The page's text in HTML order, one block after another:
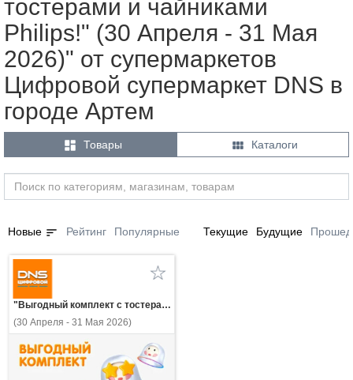
тостерами и чайниками
Philips!" (30 Апреля - 31 Мая
2026)" от супермаркетов
Цифровой супермаркет DNS в
городе Артем
 Товары  Каталоги
Новые sort Рейтинг Популярные Текущие Будущие
"Выгодный комплект с тостерами и чайниками Philips!"
(30 Апреля - 31 Мая 2026)